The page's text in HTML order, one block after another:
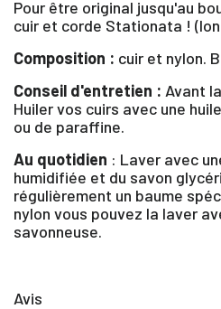
Avis
Pour être original jusqu'au
cuir et corde Stationata !
Composition : cuir et nylon.
Conseil d'entretien : Avant
Huiler vos cuirs avec une
ou de paraffine.
Au quotidien : Laver avec
humidifiée et du savon
régulièrement un baume
nylon vous pouvez la laver
savonneuse.
×
Vous devez être connecté
produits dans votre liste